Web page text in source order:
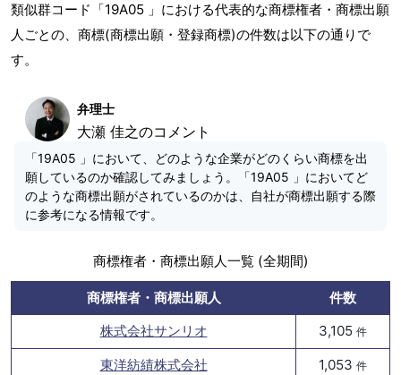
類似群コード「19A05 」における代表的な商標権者・商標出願
人ごとの、商標(商標出願・登録商標)の件数は以下の通りで
す。
弁理士
大瀬 佳之のコメント
「19A05 」において、どのような企業がどのくらい商標を出
願しているのか確認してみましょう。「19A05 」においてど
のような商標出願がされているのかは、自社が商標出願する際
に参考になる情報です。
商標権者・商標出願人一覧 (全期間)
商標権者・商標出願人
件数
株式会社サンリオ
3,105 件
東洋紡績株式会社 1,053 件